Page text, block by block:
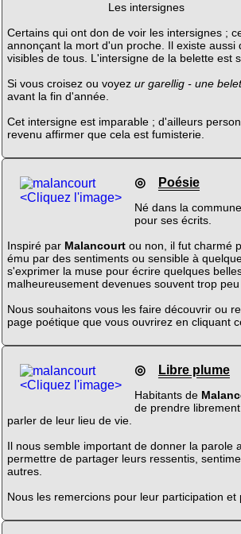
Les intersignes
Certains qui ont don de voir les intersignes ;
annonçant la mort d'un proche. Il existe aussi
visibles de tous. L'intersigne de la belette est
Si vous croisez ou voyez ur garellig - une
avant la fin d'année.
Cet intersigne est imparable ; d'ailleurs
revenu affirmer que cela est fumisterie.
<Cliquez l'image>
◎ Poésie
Né dans la
pour ses écrits.
Inspiré par Malancourtou non, il fut charmé
ému par des sentiments ou sensible à
s'exprimer la muse pour écrire quelques
malheureusement devenues souvent trop peu
Nous souhaitons vous les faire découvrir ou
page poétique que vous ouvrirez en cliquant
<Cliquez l'image>
◎ Libre plume
Habitants de
de prendre
parler de leur lieu de vie.
Il nous semble important de donner la parole
permettre de partager leurs ressentis,
autres.
Nous les remercions pour leur participation et